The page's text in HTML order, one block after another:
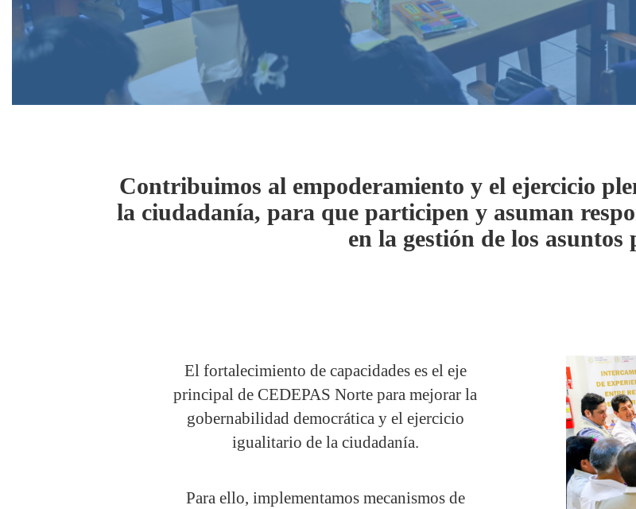
Contribuimos al empoderamiento y el ejercicio
la ciudadanía, para que participen y asuman
en la gestión de los asuntos
El fortalecimiento de capacidades es el eje
principal de CEDEPAS Norte para mejorar la
gobernabilidad democrática y el ejercicio
igualitario de la ciudadanía.
Para ello, implementamos mecanismos de